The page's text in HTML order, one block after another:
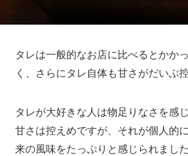
タレは一般的なお店に比べるとかか
く、さらにタレ自体も甘さがだいぶ
タレが大好きな人は物足りなさを感
甘さは控えめですが、それが個人的
来の風味をたっぷりと感じられまし